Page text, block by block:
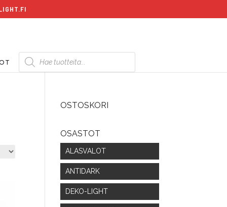
Products
search
OSTOSKORI
OSASTOT
ALASVALOT
ANTIDARK
DEKO-LIGHT